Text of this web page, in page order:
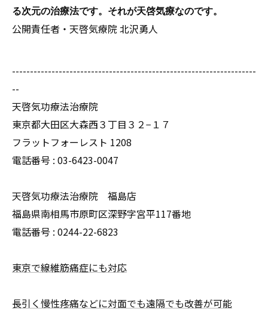
る次元の治療法です。それが天啓気療なのです。
公開責任者・天啓気療院 北沢勇人
--------------------------------------------------------------------
--
天啓気功療法治療院
東京都大田区大森西３丁目３２−１７
フラットフォーレスト 1208
電話番号 : 03-6423-0047
天啓気功療法治療院 福島店
福島県南相馬市原町区深野字宮平117番地
電話番号 : 0244-22-6823
東京で線維筋痛症にも対応
長引く慢性疼痛などに対面でも遠隔でも改善が可能